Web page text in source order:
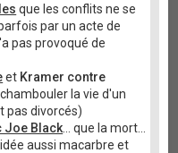
que les conflits ne se
par un acte de
pas provoqué de
et Kramer contre
la vie d'un
pas divorcés)
Joe Black ... que la mort...
aussi macarbre et